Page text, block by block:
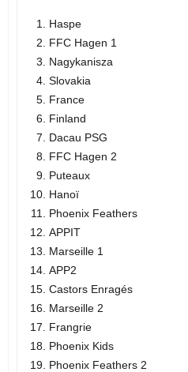
Haspe
FFC Hagen 1
Nagykanisza
Slovakia
France
Finland
Dacau PSG
FFC Hagen 2
Puteaux
Hanoï
Phoenix Feathers
APPIT
Marseille 1
APP2
Castors Enragés
Marseille 2
Frangrie
Phoenix Kids
Phoenix Feathers 2